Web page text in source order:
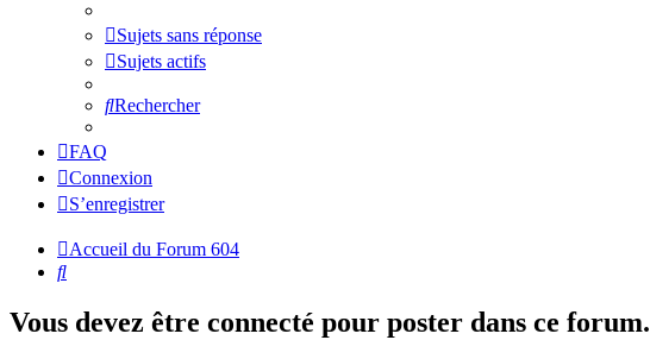
Sujets sans réponse
Sujets actifs
Rechercher
FAQ
Connexion
S’enregistrer
Accueil du Forum 604
Rechercher
Vous devez être connecté pour poster dans ce forum.